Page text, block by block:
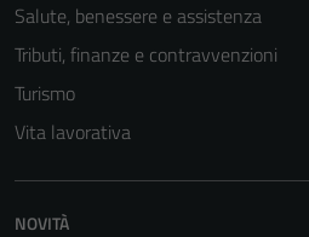
Salute, benessere e assistenza
Tributi, finanze e contravvenzioni
Turismo
Vita lavorativa
NOVITÀ